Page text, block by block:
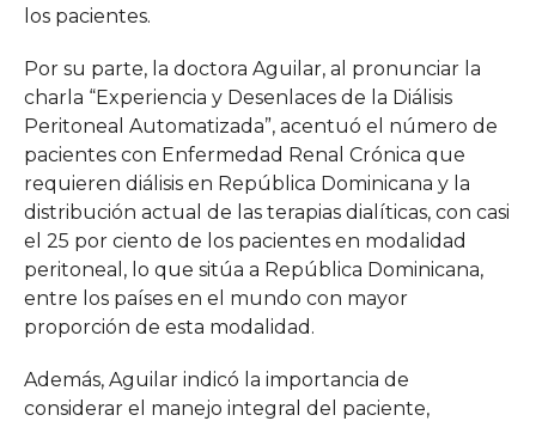
los pacientes.
Por su parte, la doctora Aguilar, al pronunciar la
charla “Experiencia y Desenlaces de la Diálisis
Peritoneal Automatizada”, acentuó el número de
pacientes con Enfermedad Renal Crónica que
requieren diálisis en República Dominicana y la
distribución actual de las terapias dialíticas, con casi
el 25 por ciento de los pacientes en modalidad
peritoneal, lo que sitúa a República Dominicana,
entre los países en el mundo con mayor
proporción de esta modalidad.
Además, Aguilar indicó la importancia de
considerar el manejo integral del paciente,